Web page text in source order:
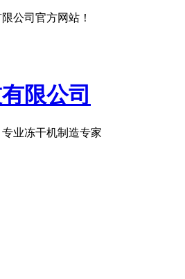
公司官方网站！
专业冻干机制造专家